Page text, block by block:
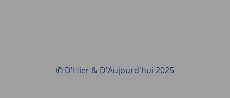
© D'Hier & D'Aujourd'hui 2025